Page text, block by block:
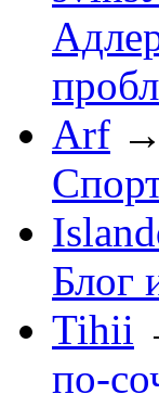
Arf →
Блог
Tihii
по-